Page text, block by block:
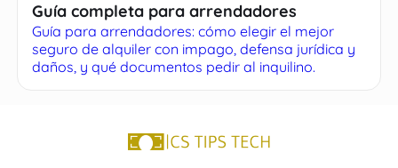
Guía completa para arrendadores
Guía para arrendadores: cómo elegir el mejor
seguro de alquiler con impago, defensa jurídica y
daños, y qué documentos pedir al inquilino.